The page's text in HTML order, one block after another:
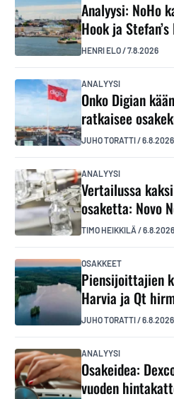
Analyysi: NoHo
Hook ja
HENRI ELO/7.8.2026
ANALYYSI
Onko Digian
ratkaisee
JUHO TORATTI/6.8.2026
ANALYYSI
Vertailussa
osaketta: Novo
TIMO HEIKKILÄ /6.8.2026
OSAKKEET
Piensijoittajien
Harvia ja Qt
JUHO TORATTI/6.8.2026
ANALYYSI
Osakeidea:
vuoden